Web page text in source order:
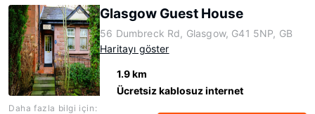
Glasgow Guest House
56 Dumbreck Rd, Glasgow, G41 5NP, GB
Haritayı göster
1.9 km
Ücretsiz kablosuz internet
Daha fazla bilgi için: